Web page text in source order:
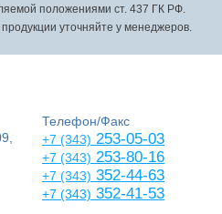
положениями ст. 437 ГК РФ.
уточняйте у менеджеров.
Телефон/Факс
+7 (343) 253-05-03
+7 (343) 253-80-16
+7 (343) 352-44-63
+7 (343) 352-41-53